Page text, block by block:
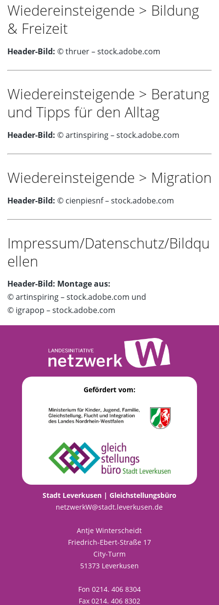
Wiedereinsteigende > Bildung
& Freizeit
Header-Bild: © thruer – stock.adobe.com
Wiedereinsteigende > Beratung
und Tipps für den Alltag
Header-Bild: © artinspiring – stock.adobe.com
Wiedereinsteigende > Migration
Header-Bild: © cienpiesnf – stock.adobe.com
Impressum/Datenschutz/Bildqu
ellen
Header-Bild: Montage aus:
© artinspiring – stock.adobe.com und
© igrapop – stock.adobe.com
Gefördert vom:
Stadt Leverkusen | Gleichstellungsbüro
netzwerkW@stadt.leverkusen.de
Antje Winterscheidt
Friedrich-Ebert-Straße 17
City-Turm
51373 Leverkusen
Fon 0214. 406 8304
Fax 0214. 406 8302